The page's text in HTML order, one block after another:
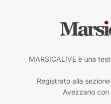
MARSICALIVE è una
Registrato alla
Avezzano